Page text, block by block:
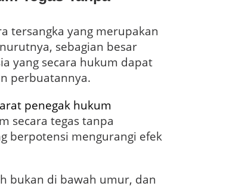
tersangka yang merupakan
sebagian besar
yang secara hukum dapat
perbuatannya.
penegak hukum
secara tegas tanpa
berpotensi mengurangi efek
bukan di bawah umur, dan